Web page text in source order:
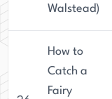
Walstead)
How to
Catch a
Fairy